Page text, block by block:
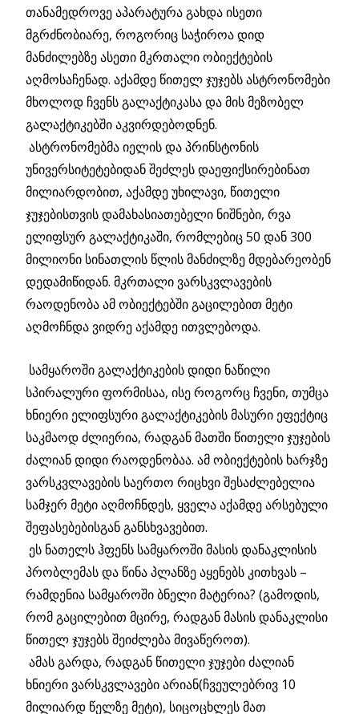
თანამედროვე აპარატურა გახდა ისეთი
მგრძნობიარე, როგორიც საჭიროა დიდ
მანძილებზე ასეთი მკრთალი ობიექტების
აღმოსაჩენად. აქამდე წითელ ჯუჯებს ასტრონომები
მხოლოდ ჩვენს გალაქტიკასა და მის მეზობელ
გალაქტიკებში აკვირდებოდნენ.
ასტრონომებმა იელის და პრინსტონის
უნივერსიტეტებიდან შეძლეს დაეფიქსირებინათ
მილიარდობით, აქამდე უხილავი, წითელი
ჯუჯებისთვის დამახასიათებელი ნიშნები, რვა
ელიფსურ გალაქტიკაში, რომლებიც 50 დან 300
მილიონი სინათლის წლის მანძილზე მდებარეობენ
დედამიწიდან. მკრთალი ვარსკვლავების
რაოდენობა ამ ობიექტებში გაცილებით მეტი
აღმოჩნდა ვიდრე აქამდე ითვლებოდა.
სამყაროში გალაქტიკების დიდი ნაწილი
სპირალური ფორმისაა, ისე როგორც ჩვენი, თუმცა
ხნიერი ელიფსური გალაქტიკების მასური ეფექტიც
საკმაოდ ძლიერია, რადგან მათში წითელი ჯუჯების
ძალიან დიდი რაოდენობაა. ამ ობიექტების ხარჯზე
ვარსკვლავების საერთო რიცხვი შესაძლებელია
სამჯერ მეტი აღმოჩნდეს, ყველა აქამდე არსებული
შეფასებებისგან განსხვავებით.
ეს ნათელს ჰფენს სამყაროში მასის დანაკლისის
პრობლემას და წინა პლანზე აყენებს კითხვას –
რამდენია სამყაროში ბნელი მატერია? (გამოდის,
რომ გაცილებით მცირე, რადგან მასის დანაკლისი
წითელ ჯუჯებს შეიძლება მივაწეროთ).
ამას გარდა, რადგან წითელი ჯუჯები ძალიან
ხნიერი ვარსკვლავები არიან(ჩვეულებრივ 10
მილიარდ წელზე მეტი), სიცოცხლეს მათ